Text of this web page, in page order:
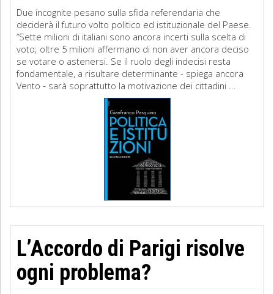
Due incognite pesano sulla sfida referendaria che
deciderà il futuro volto politico ed istituzionale del Paese.
“Sette milioni di italiani sono ancora incerti sulla scelta di
voto; oltre 5 milioni affermano di non aver ancora deciso
se votare o astenersi. Se il ruolo degli indecisi resta
fondamentale, a risultare determinante - spiega ancora
Vento - sarà soprattutto la motivazione dei cittadini ...
L’Accordo di Parigi risolve
ogni problema?